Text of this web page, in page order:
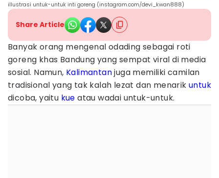
illustrasi untuk-untuk inti goreng (instagram.com/devi_kwan888)
Share Article
Banyak orang mengenal odading sebagai roti
goreng khas Bandung yang sempat viral di media
sosial. Namun, Kalimantanjuga memiliki camilan
tradisional yang tak kalah lezat dan menarik untuk
dicoba, yaitu kue atau wadai untuk-untuk.